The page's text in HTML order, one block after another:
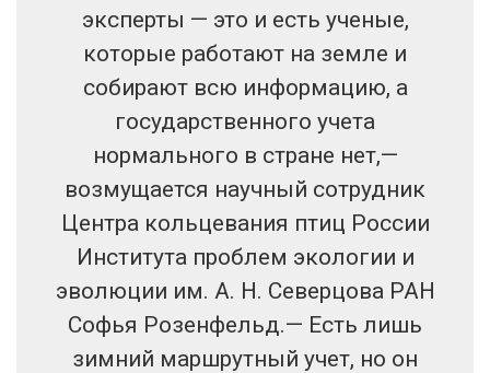
эксперты — это и есть ученые,
которые работают на земле и
собирают всю информацию, а
государственного учета
нормального в стране нет,—
возмущается научный сотрудник
Центра кольцевания птиц России
Института проблем экологии и
эволюции им. А. Н. Северцова РАН
Софья Розенфельд.— Есть лишь
зимний маршрутный учет, но он